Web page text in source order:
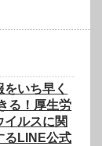
いち早く
る！厚生労
イルスに関
るLINE公式